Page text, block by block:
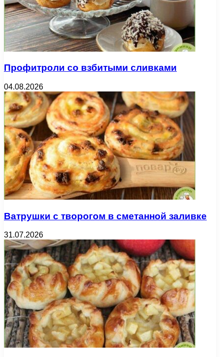
Профитроли со взбитыми сливками
04.08.2026
Ватрушки с творогом в сметанной заливке
31.07.2026